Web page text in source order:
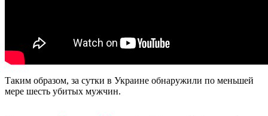
Таким образом, за сутки в Украине обнаружили по меньшей
мере шесть убитых мужчин.